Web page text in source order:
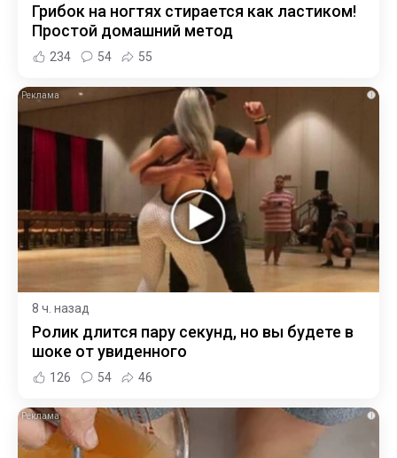
Грибок на ногтях стирается как ластиком!
Простой домашний метод
234 54 55
i
8 ч. назад
Ролик длится пару секунд, но вы будете в
шоке от увиденного
126 54 46
i